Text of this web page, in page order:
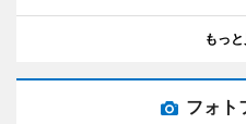
もっ
フォト